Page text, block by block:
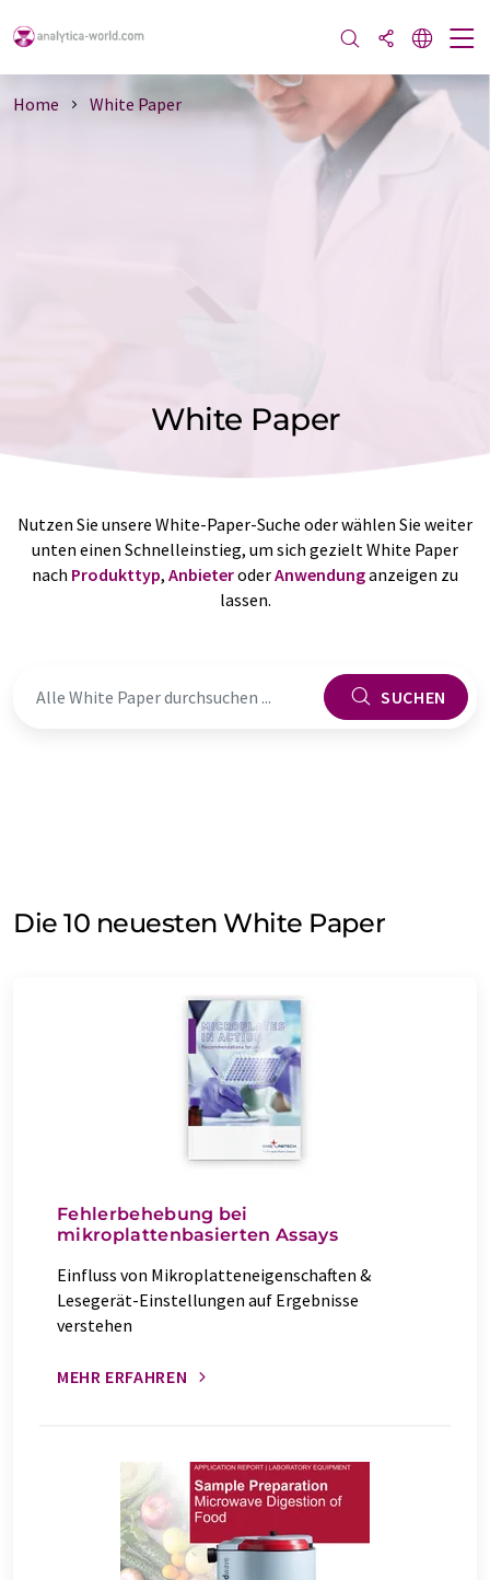
Home White Paper
White Paper
Nutzen Sie unsere White-Paper-Suche oder wählen Sie weiter
unten einen Schnelleinstieg, um sich gezielt White Paper
nach Produkttyp, AnbieteroderAnwendunganzeigen zu
lassen.
SUCHEN
Die 10 neuesten White Paper
Fehlerbehebung bei
mikroplattenbasierten Assays
Einfluss von Mikroplatteneigenschaften &
Lesegerät-Einstellungen auf Ergebnisse
verstehen
MEHR ERFAHREN